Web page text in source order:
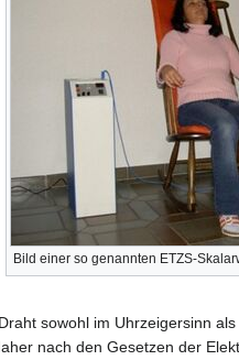
Bild einer so genannten ETZS-
sowohl im Uhrzeigersinn als
nach den Gesetzen der